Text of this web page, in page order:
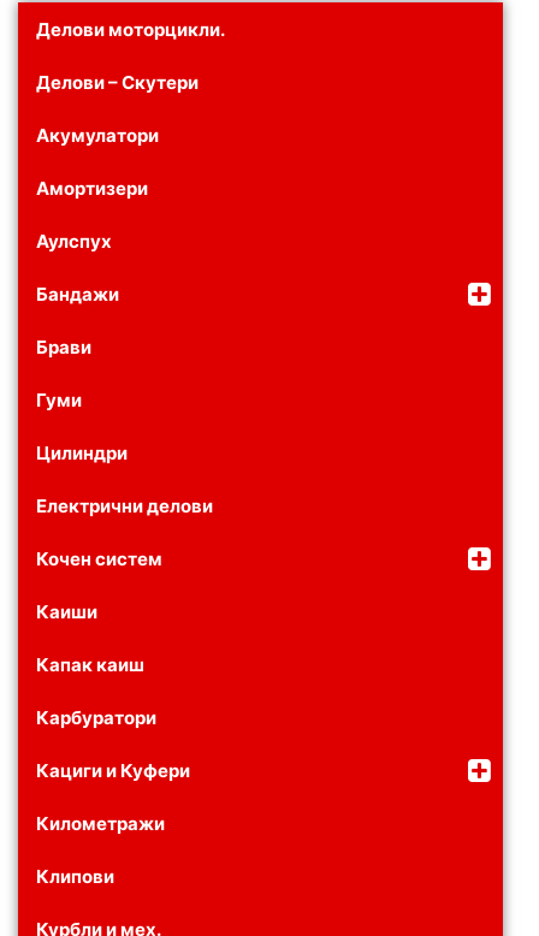
Делови моторцикли.
Делови – Скутери
Акумулатори
Амортизери
Аулспух
Бандажи
Брави
Гуми
Цилиндри
Електрични делови
Кочен систем
Каиши
Капак каиш
Карбуратори
Кациги и Куфери
Километражи
Клипови
Курбли и мех.